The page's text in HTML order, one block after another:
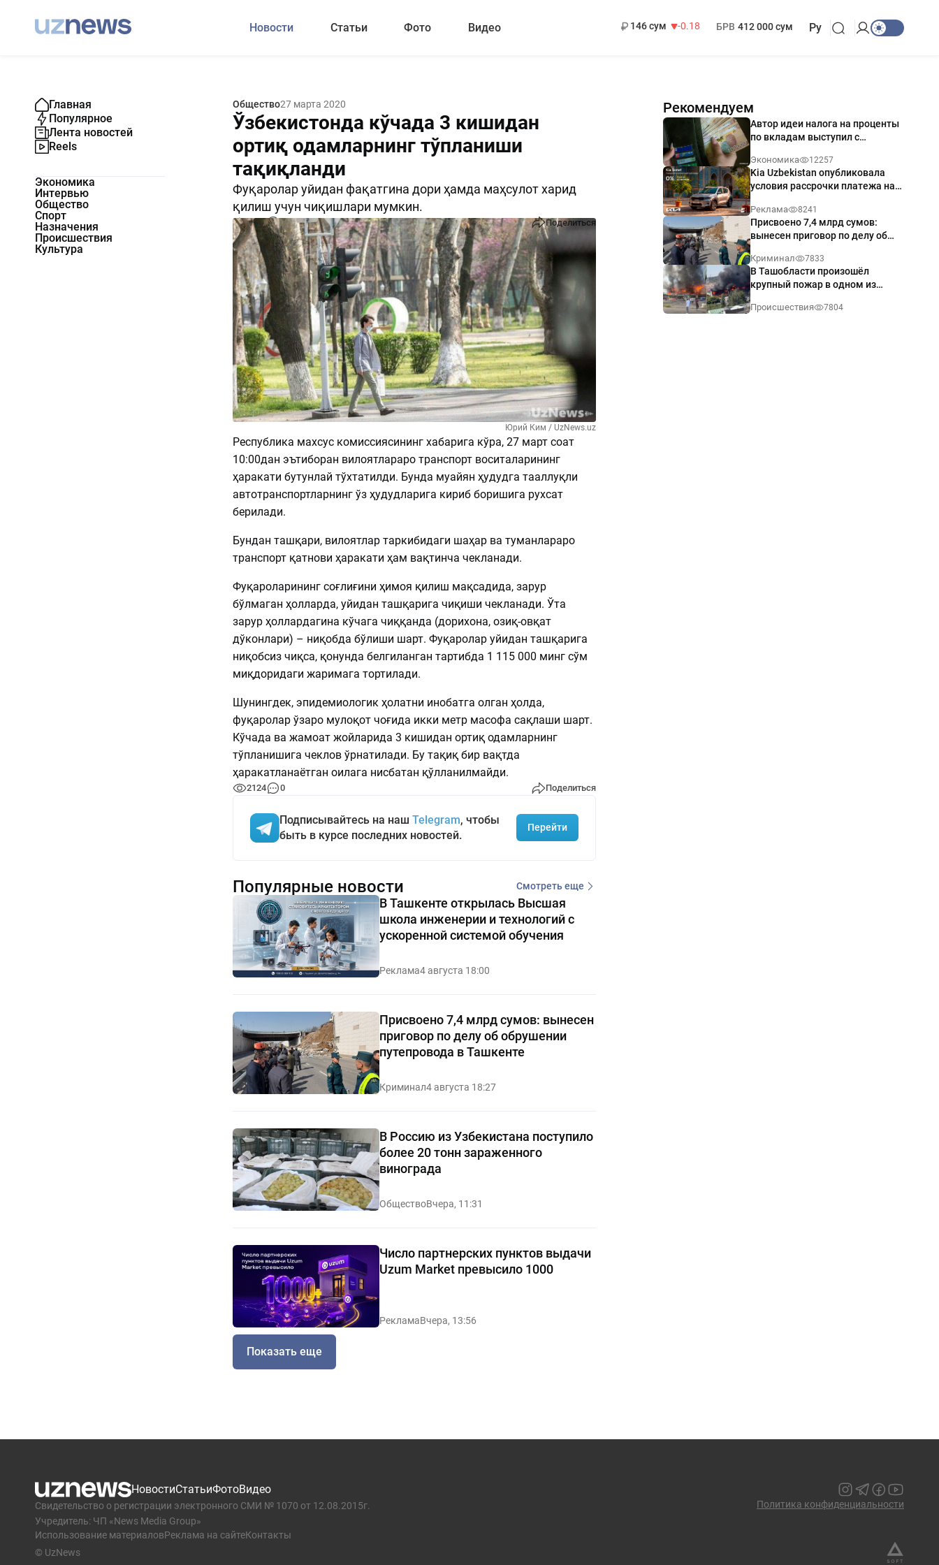
Новости Статьи Фото Видео
146 сум
-0.18
БРВ 412 000 сум Ру
Главная
Популярное
Лента новостей
Reels
Экономика
Интервью
Общество
Спорт
Назначения
Происшествия
Культура
Общество27 марта 2020
Ўзбекистонда кўчада 3 кишидан
ортиқ одамларнинг тўпланиши
тақиқланди
Фуқаролар уйидан фақатгина дори ҳамда маҳсулот харид
қилиш учун чиқишлари мумкин.
2124 0 Поделиться
Юрий Ким / UzNews.uz
Республика махсус комиссиясининг хабарига кўра, 27 март соат
10:00дан эътиборан вилоятлараро транспорт воситаларининг
ҳаракати бутунлай тўхтатилди. Бунда муайян ҳудудга тааллуқли
автотранспортларнинг ўз ҳудудларига кириб боришига рухсат
берилади.
Бундан ташқари, вилоятлар таркибидаги шаҳар ва туманлараро
транспорт қатнови ҳаракати ҳам вақтинча чекланади.
Фуқароларининг соғлиғини ҳимоя қилиш мақсадида, зарур
бўлмаган ҳолларда, уйидан ташқарига чиқиши чекланади. Ўта
зарур ҳоллардагина кўчага чиққанда (дорихона, озиқ-овқат
дўконлари) – ниқобда бўлиши шарт. Фуқаролар уйидан ташқарига
ниқобсиз чиқса, қонунда белгиланган тартибда 1 115 000 минг сўм
миқдоридаги жаримага тортилади.
Шунингдек, эпидемиологик ҳолатни инобатга олган ҳолда,
фуқаролар ўзаро мулоқот чоғида икки метр масофа сақлаши шарт.
Кўчада ва жамоат жойларида 3 кишидан ортиқ одамларнинг
тўпланишига чеклов ўрнатилади. Бу тақиқ бир вақтда
ҳаракатланаётган оилага нисбатан қўлланилмайди.
2124 0 Поделиться
Подписывайтесь на наш Telegram, чтобы
быть в курсе последних новостей.
Перейти
Рекомендуем
Автор идеи налога на проценты
по вкладам выступил с
Экономика 12257
Kia Uzbekistan опубликовала
условия рассрочки платежа на
годовых
Реклама 8241
Присвоено 7,4 млрд сумов:
вынесен приговор по делу об
Ташкенте
Криминал 7833
В Ташобласти произошёл
крупный пожар в одном из
Происшествия 7804
Популярные новости Смотреть еще
В Ташкенте открылась Высшая
школа инженерии и технологий с
ускоренной системой обучения
Реклама4 августа 18:00
Присвоено 7,4 млрд сумов: вынесен
приговор по делу об обрушении
путепровода в Ташкенте
Криминал4 августа 18:27
В Россию из Узбекистана поступило
более 20 тонн зараженного
винограда
ОбществоВчера, 11:31
Число партнерских пунктов выдачи
Uzum Market превысило 1000
РекламаВчера, 13:56
Показать еще
НовостиСтатьиФотоВидео
Свидетельство о регистрации электронного СМИ № 1070 от 12.08.2015г.
Учредитель: ЧП «News Media Group»
Использование материаловРеклама на сайтеКонтакты
Политика конфиденциальности
© UzNews